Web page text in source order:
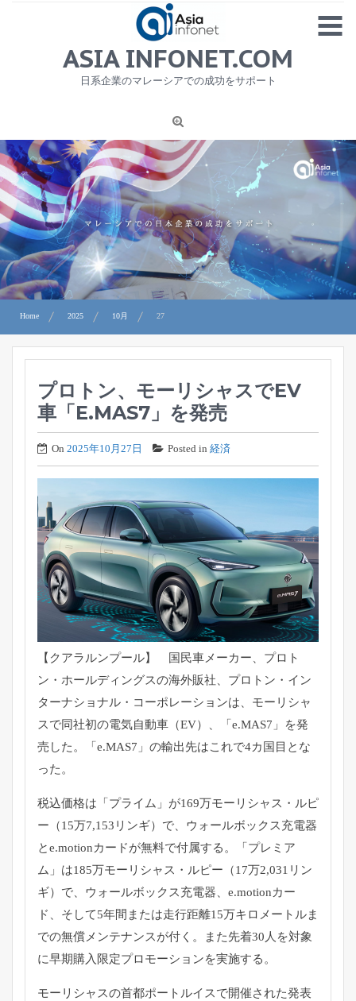
MENU
1
ニュース
労務サービス
プライバシーポリシー及び著作権について
お問合せ
ASIA INFONET.COM
日系企業のマレーシアでの成功をサポート
Home 2025 10月 27
プロトン、モーリシャスでEV
車「E.MAS7」を発売
On 2025年10月27日 Posted in 経済
【クアラルンプール】 国民車メーカー、プロト
ン・ホールディングスの海外販社、 プロトン・イン
ターナショナル・コーポレーションは、 モーリシャ
スで同社初の電気自動車（EV）、「e.MAS7」
を発
売した。「e.MAS7」 の輸出先はこれで4カ国目とな
った。
税込価格は「プライム」が169万モーリシャス・ルピ
ー（15万7,153リンギ）で、ウォールボックス充電器
とe.motionカードが無料で付属する。「プレミア
ム」 は185万モーリシャス・ルピー（17万2,031リン
ギ）で、 ウォールボックス充電器、e.motionカー
ド、 そして5年間または走行距離15万キロメートルま
での無償メンテナンスが付く。
また先着30人を対象
に早期購入限定プロモーションを実施する。
モーリシャスの首都ポートルイスで開催された発表